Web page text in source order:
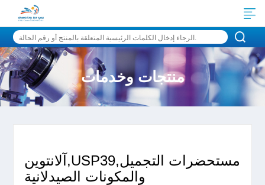
منتجات وخدمات
آلانتوين,USP39,مستحضرات التجميل
والمكونات الصيدلانية